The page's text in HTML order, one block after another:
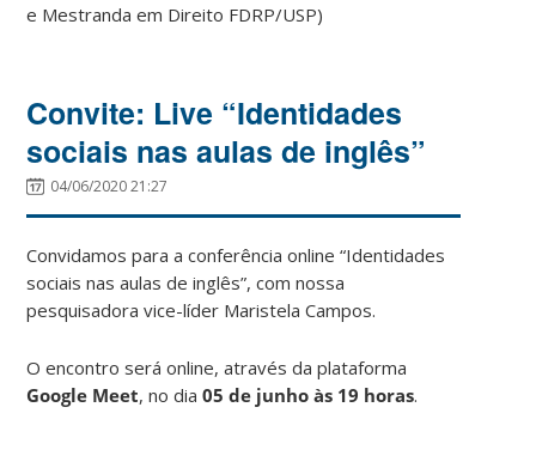
e Mestranda em Direito FDRP/USP)
Convite: Live “Identidades
sociais nas aulas de inglês”
04/06/2020 21:27
Convidamos para a conferência online “Identidades
sociais nas aulas de inglês”, com nossa
pesquisadora vice-líder Maristela Campos.
O encontro será online, através da plataforma
Google Meet, no dia05 de junho às 19 horas.